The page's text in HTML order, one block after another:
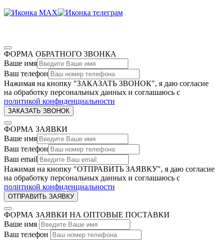
ФОРМА ОБРАТНОГО ЗВОНКА
Ваше имя
Ваш телефон
Нажимая на кнопку "ЗАКАЗАТЬ ЗВОНОК", я даю согласие
на обработку персональных данных и соглашаюсь c
политикой конфиденциальности
ФОРМА ЗАЯВКИ
Ваше имя
Ваш телефон
Ваш email
Нажимая на кнопку "ОТПРАВИТЬ ЗАЯВКУ", я даю согласие
на обработку персональных данных и соглашаюсь c
политикой конфиденциальности
ФОРМА ЗАЯВКИ НА ОПТОВЫЕ ПОСТАВКИ
Ваше имя
Ваш телефон